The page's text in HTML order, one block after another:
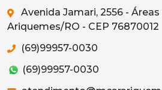
Avenida Jamari, 2556 - Áreas
Ariquemes/RO - CEP 76870012
(69)99957-0030
(69)99957-0030